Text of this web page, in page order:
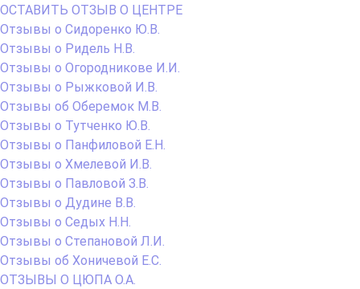
ОСТАВИТЬ ОТЗЫВ О ЦЕНТРЕ
Отзывы о Сидоренко Ю.В.
Отзывы о Ридель Н.В.
Отзывы о Огородникове И.И.
Отзывы о Рыжковой И.В.
Отзывы об Оберемок М.В.
Отзывы о Тутченко Ю.В.
Отзывы о Панфиловой Е.Н.
Отзывы о Хмелевой И.В.
Отзывы о Павловой З.В.
Отзывы о Дудине В.В.
Отзывы о Седых Н.Н.
Отзывы о Степановой Л.И.
Отзывы об Хоничевой Е.С.
ОТЗЫВЫ О ЦЮПА О.А.